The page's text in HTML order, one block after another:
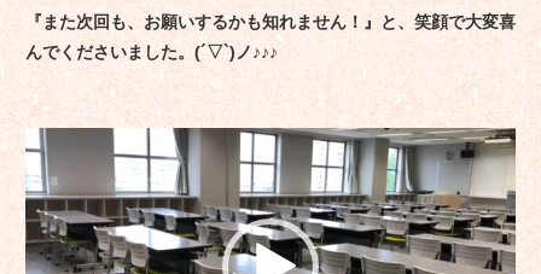
『また次回も、お願いするかも知れません！』と、笑顔で大変喜
んでくださいました。(´▽`)ノ♪♪♪
動
画
プ
レ
ー